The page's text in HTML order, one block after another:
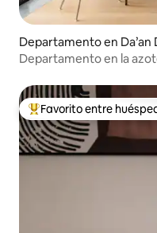
Departamento en Da’an
Departamento en la
De los mejores en
Favorito entre